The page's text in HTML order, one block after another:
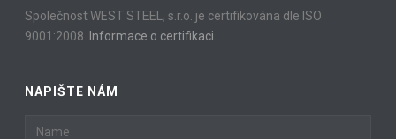
Společnost WEST STEEL, s.r.o. je certifikována dle ISO
9001:2008. Informace o certifikaci…
NAPIŠTE NÁM